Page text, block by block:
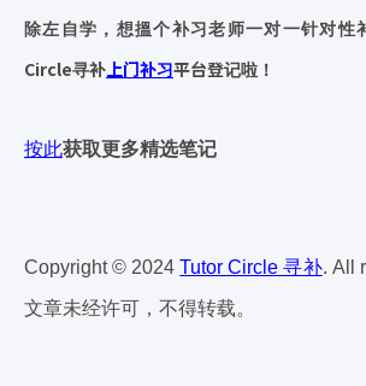
除左自学，想搵个补习老师一对一针对性
Circle寻补 上门补习平台登记啦！
按此获取更多精选笔记
Copyright © 2024Tutor Circle 寻补. All
文章未经许可，不得转载。